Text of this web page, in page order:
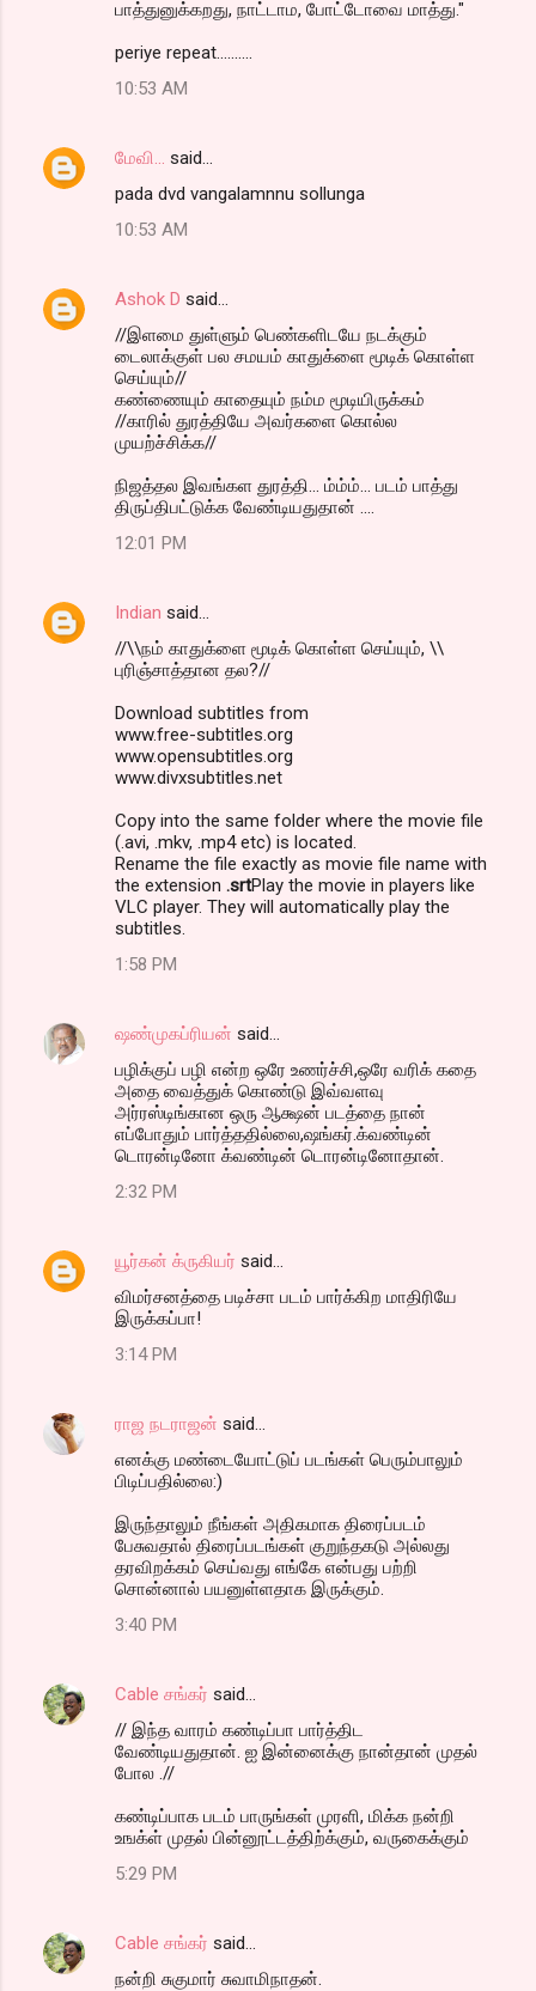
பாத்துனுக்கறது, நாட்டாம, போட்டோவை மாத்து."
periye repeat..........
10:53 AM
மேவி...
said…
pada dvd vangalamnnu sollunga
10:53 AM
Ashok D said…
//இளமை துள்ளும் பெண்களிடயே நடக்கும்
டைலாக்குள் பல சமயம் காதுக்ளை மூடிக் கொள்ள
செய்யும்//
கண்ணையும் காதையும் நம்ம மூடியிருக்கம்
//காரில் துரத்தியே அவர்களை கொல்ல
முயற்ச்சிக்க//
நிஜத்தல இவங்கள துரத்தி... ம்ம்ம்... படம் பாத்து
திருப்திபட்டுக்க வேண்டியதுதான் ....
12:01 PM
Indian said…
//\\நம் காதுக்ளை மூடிக் கொள்ள செய்யும், \\
புரிஞ்சாத்தான தல?//
Download subtitles from
www.free-subtitles.org
www.opensubtitles.org
www.divxsubtitles.net
Copy into the same folder where the movie file
(.avi, .mkv, .mp4 etc) is located.
Rename the file exactly as movie file name with
the extension .srtPlay the movie in players like
VLC player. They will automatically play the
subtitles.
1:58 PM
ஷண்முகப்ரியன் said…
பழிக்குப் பழி என்ற ஒரே உணர்ச்சி,ஒரே வரிக் கதை
அதை வைத்துக் கொண்டு இவ்வளவு
அர்ரஸ்டிங்கான ஒரு ஆக்ஷன் படத்தை நான்
எப்போதும் பார்த்ததில்லை,ஷங்கர்.க்வண்டின்
டொரன்டினோ க்வண்டின் டொரன்டினோதான்.
2:32 PM
யூர்கன் க்ருகியர் said…
விமர்சனத்தை படிச்சா படம் பார்க்கிற மாதிரியே
இருக்கப்பா!
3:14 PM
ராஜ நடராஜன் said…
எனக்கு மண்டையோட்டுப் படங்கள் பெரும்பாலும்
பிடிப்பதில்லை:)
இருந்தாலும் நீங்கள் அதிகமாக திரைப்படம்
பேசுவதால் திரைப்படங்கள் குறுந்தகடு அல்லது
தரவிறக்கம் செய்வது எங்கே என்பது பற்றி
சொன்னால் பயனுள்ளதாக இருக்கும்.
3:40 PM
Cable சங்கர் said…
// இந்த வாரம் கண்டிப்பா பார்த்திட
வேண்டியதுதான். ஐ இன்னைக்கு நான்தான் முதல்
போல .//
கண்டிப்பாக படம் பாருங்கள் முரளி, மிக்க நன்றி
உஙக்ள் முதல் பின்னூட்டத்திற்க்கும், வருகைக்கும்
5:29 PM
Cable சங்கர் said…
நன்றி சுகுமார் சுவாமிநாதன்.